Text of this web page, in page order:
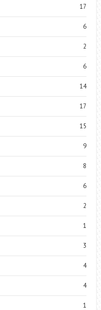
17
6
2
6
14
17
15
9
8
6
2
1
3
4
4
1